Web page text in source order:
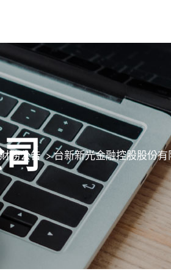
務公告>台新新光金融控股股份有